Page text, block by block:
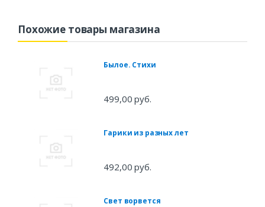
Похожие товары магазина
Былое. Стихи
499,00 руб.
Гарики из разных лет
492,00 руб.
Свет ворвется